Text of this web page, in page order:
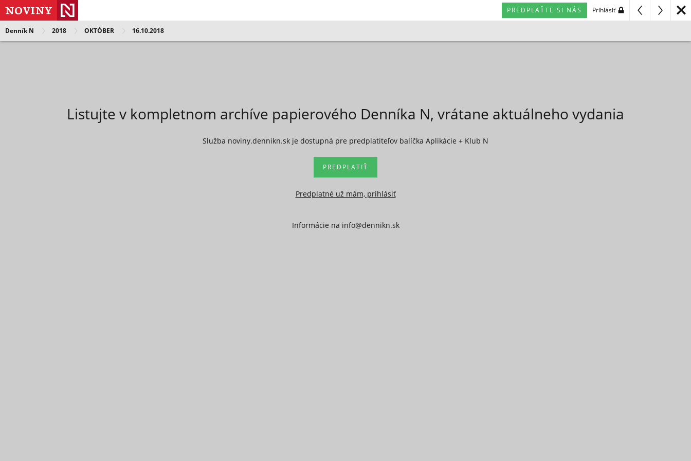
PREDPLAŤTE SI NÁS Prihlásiť
Denník N 2018 OKTÓBER 16.10.2018
Listujte v kompletnom archíve papierového Denníka N, vrátane aktuálneho vydania
Služba noviny.dennikn.sk je dostupná pre predplatiteľov balíčka Aplikácie + Klub N
PREDPLATIŤ
Predplatné už mám, prihlásiť
Informácie na info@dennikn.sk